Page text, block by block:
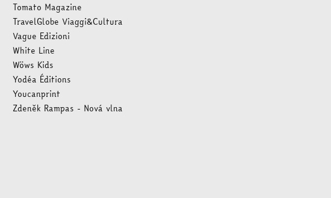
Tomato Magazine
TravelGlobe Viaggi&Cultura
Vague Edizioni
White Line
Wöws Kids
Yodéa Éditions
Youcanprint
Zdeněk Rampas - Nová vlna